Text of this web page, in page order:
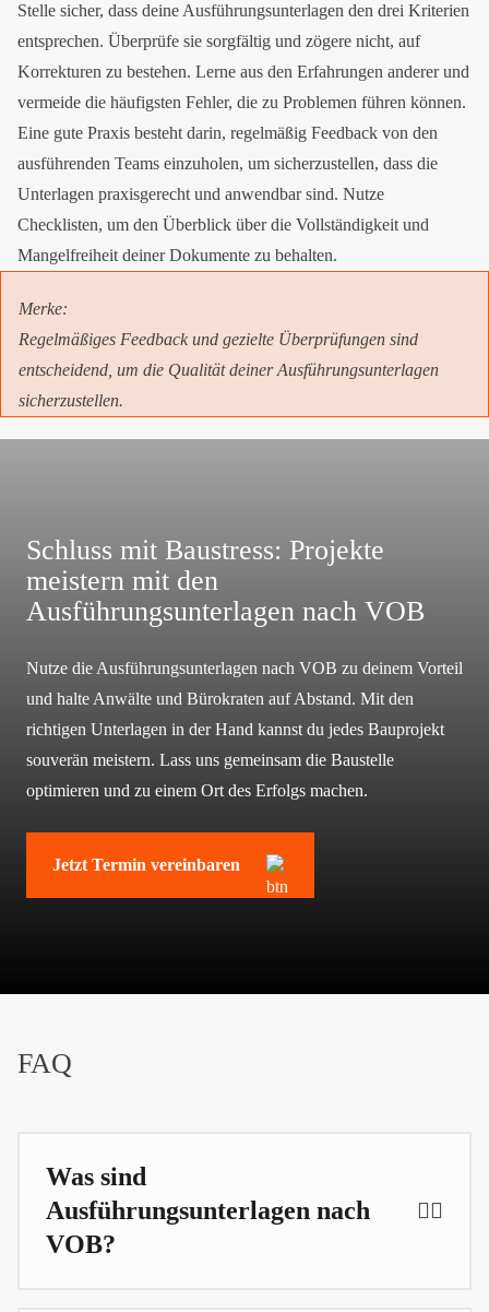
Stelle sicher, dass deine Ausführungsunterlagen den drei Kriterien
entsprechen. Überprüfe sie sorgfältig und zögere nicht, auf
Korrekturen zu bestehen. Lerne aus den Erfahrungen anderer und
vermeide die häufigsten Fehler, die zu Problemen führen können.
Eine gute Praxis besteht darin, regelmäßig Feedback von den
ausführenden Teams einzuholen, um sicherzustellen, dass die
Unterlagen praxisgerecht und anwendbar sind. Nutze
Checklisten, um den Überblick über die Vollständigkeit und
Mangelfreiheit deiner Dokumente zu behalten.
Merke:
Regelmäßiges Feedback und gezielte Überprüfungen sind
entscheidend, um die Qualität deiner Ausführungsunterlagen
sicherzustellen.
Schluss mit Baustress: Projekte
meistern mit den
Ausführungsunterlagen nach VOB
Nutze die Ausführungsunterlagen nach VOB zu deinem Vorteil
und halte Anwälte und Bürokraten auf Abstand. Mit den
richtigen Unterlagen in der Hand kannst du jedes Bauprojekt
souverän meistern. Lass uns gemeinsam die Baustelle
optimieren und zu einem Ort des Erfolgs machen.
Jetzt Termin vereinbaren
FAQ
Was sind
Ausführungsunterlagen nach
VOB?